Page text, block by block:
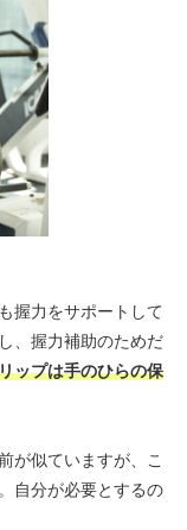
握力をサポートして
、握力補助のためだ
ップは手のひらの保
が似ていますが、こ
自分が必要とするの